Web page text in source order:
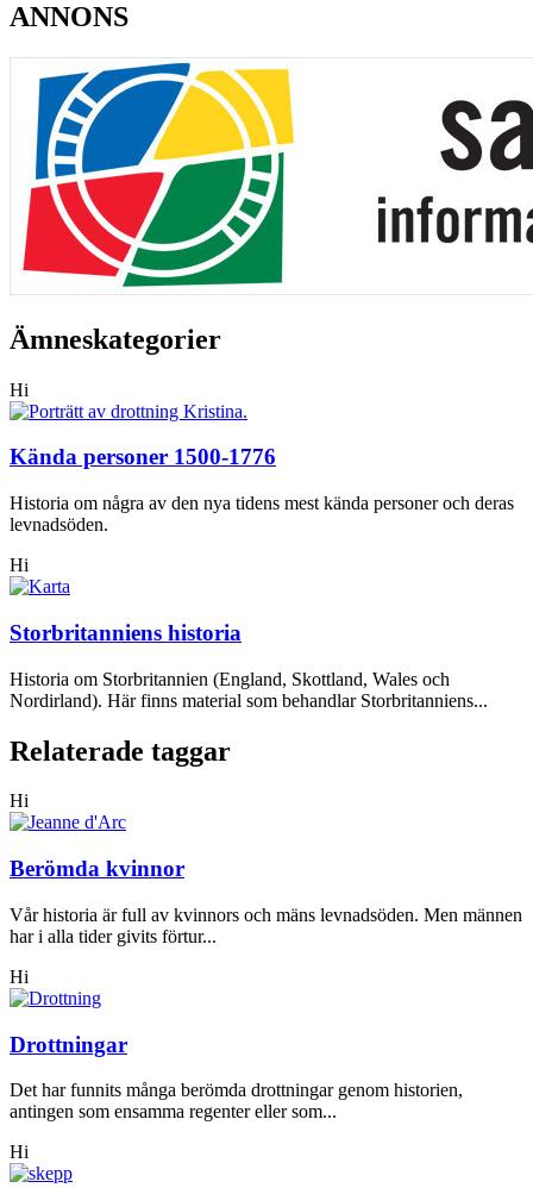
ANNONS
Ämneskategorier
Hi
Kända personer 1500-1776
Historia om några av den nya tidens mest kända personer och deras
levnadsöden.
Hi
Storbritanniens historia
Historia om Storbritannien (England, Skottland, Wales och
Nordirland). Här finns material som behandlar Storbritanniens...
Relaterade taggar
Hi
Berömda kvinnor
Vår historia är full av kvinnors och mäns levnadsöden. Men männen
har i alla tider givits förtur...
Hi
Drottningar
Det har funnits många berömda drottningar genom historien,
antingen som ensamma regenter eller som...
Hi